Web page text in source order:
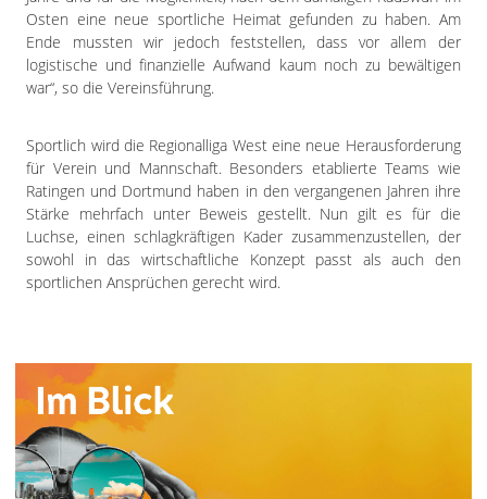
Osten eine neue sportliche Heimat gefunden zu haben. Am
Ende mussten wir jedoch feststellen, dass vor allem der
logistische und finanzielle Aufwand kaum noch zu bewältigen
war“, so die Vereinsführung.
Sportlich wird die Regionalliga West eine neue Herausforderung
für Verein und Mannschaft. Besonders etablierte Teams wie
Ratingen und Dortmund haben in den vergangenen Jahren ihre
Stärke mehrfach unter Beweis gestellt. Nun gilt es für die
Luchse, einen schlagkräftigen Kader zusammenzustellen, der
sowohl in das wirtschaftliche Konzept passt als auch den
sportlichen Ansprüchen gerecht wird.